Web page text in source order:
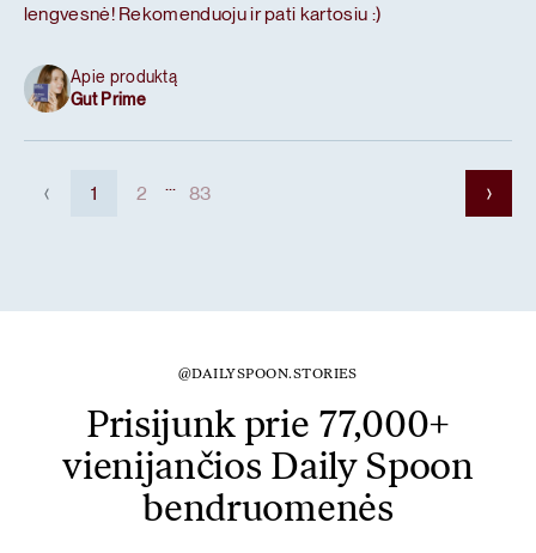
lengvesnė! Rekomenduoju ir pati kartosiu :)
Apie produktą
Gut Prime
1 2 ... 83
@DAILYSPOON.STORIES
Prisijunk prie 77,000+
vienijančios Daily Spoon
bendruomenės